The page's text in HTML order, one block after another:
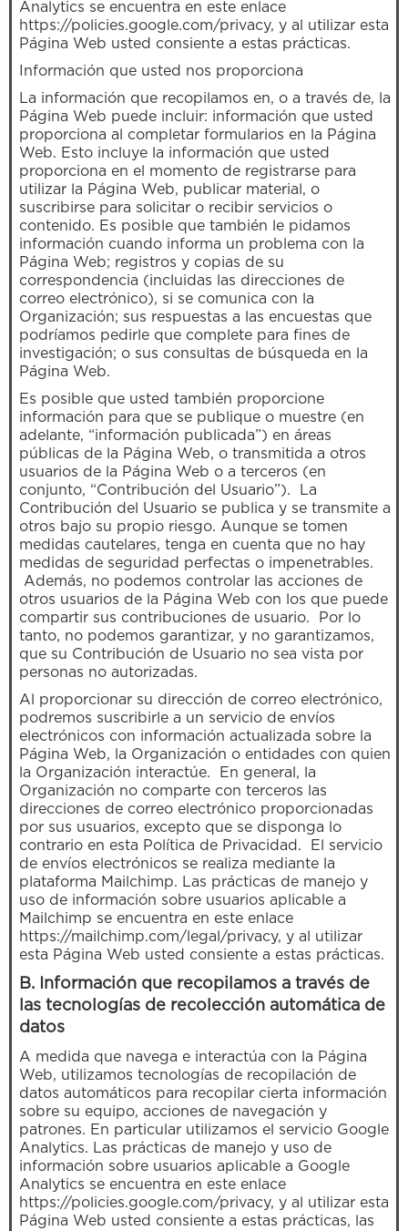
Analytics se encuentra en este enlace
https://policies.google.com/privacy, y al utilizar esta
Página Web usted consiente a estas prácticas.
Información que usted nos proporciona
La información que recopilamos en, o a través de, la
Página Web puede incluir: información que usted
proporciona al completar formularios en la Página
Web. Esto incluye la información que usted
proporciona en el momento de registrarse para
utilizar la Página Web, publicar material, o
suscribirse para solicitar o recibir servicios o
contenido. Es posible que también le pidamos
información cuando informa un problema con la
Página Web; registros y copias de su
correspondencia (incluidas las direcciones de
correo electrónico), si se comunica con la
Organización; sus respuestas a las encuestas que
podríamos pedirle que complete para fines de
investigación; o sus consultas de búsqueda en la
Página Web.
Es posible que usted también proporcione
información para que se publique o muestre (en
adelante, “información publicada”) en áreas
públicas de la Página Web, o transmitida a otros
usuarios de la Página Web o a terceros (en
conjunto, “Contribución del Usuario”). La
Contribución del Usuario se publica y se transmite a
otros bajo su propio riesgo. Aunque se tomen
medidas cautelares, tenga en cuenta que no hay
medidas de seguridad perfectas o impenetrables.
Además, no podemos controlar las acciones de
otros usuarios de la Página Web con los que puede
compartir sus contribuciones de usuario. Por lo
tanto, no podemos garantizar, y no garantizamos,
que su Contribución de Usuario no sea vista por
personas no autorizadas.
Al proporcionar su dirección de correo electrónico,
podremos suscribirle a un servicio de envíos
electrónicos con información actualizada sobre la
Página Web, la Organización o entidades con quien
la Organización interactúe. En general, la
Organización no comparte con terceros las
direcciones de correo electrónico proporcionadas
por sus usuarios, excepto que se disponga lo
contrario en esta Política de Privacidad. El servicio
de envíos electrónicos se realiza mediante la
plataforma Mailchimp. Las prácticas de manejo y
uso de información sobre usuarios aplicable a
Mailchimp se encuentra en este enlace
https://mailchimp.com/legal/privacy, y al utilizar
esta Página Web usted consiente a estas prácticas.
B. Información que recopilamos a través de
las tecnologías de recolección automática de
datos
A medida que navega e interactúa con la Página
Web, utilizamos tecnologías de recopilación de
datos automáticos para recopilar cierta información
sobre su equipo, acciones de navegación y
patrones. En particular utilizamos el servicio Google
Analytics. Las prácticas de manejo y uso de
información sobre usuarios aplicable a Google
Analytics se encuentra en este enlace
https://policies.google.com/privacy, y al utilizar esta
Página Web usted consiente a estas prácticas, las